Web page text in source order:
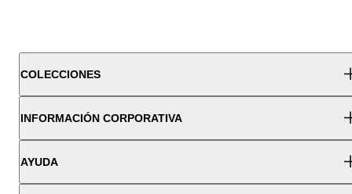
COLECCIONES
INFORMACIÓN CORPORATIVA
AYUDA